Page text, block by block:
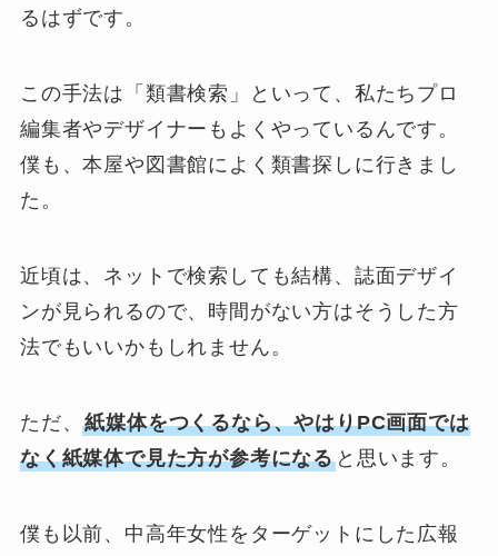
るはずです。
この手法は「類書検索」といって、私たちプロ
編集者やデザイナーもよくやっているんです。
僕も、本屋や図書館によく類書探しに行きまし
た。
近頃は、ネットで検索しても結構、誌面デザイ
ンが見られるので、時間がない方はそうした方
法でもいいかもしれません。
ただ、紙媒体をつくるなら、やはりPC画面では
なく紙媒体で見た方が参考になる と思います。
僕も以前、中高年女性をターゲットにした広報